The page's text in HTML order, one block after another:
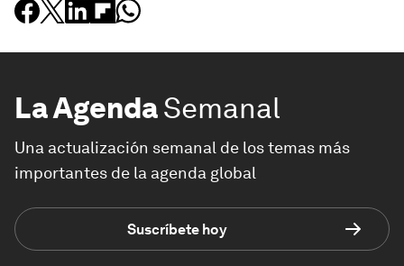
La AgendaSemanal
Una actualización semanal de los temas más
importantes de la agenda global
Suscríbete hoy